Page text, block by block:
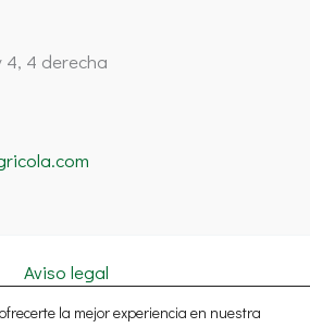
4, 4 derecha
Aviso legal
Política de cookies
la mejor experiencia en nuestra